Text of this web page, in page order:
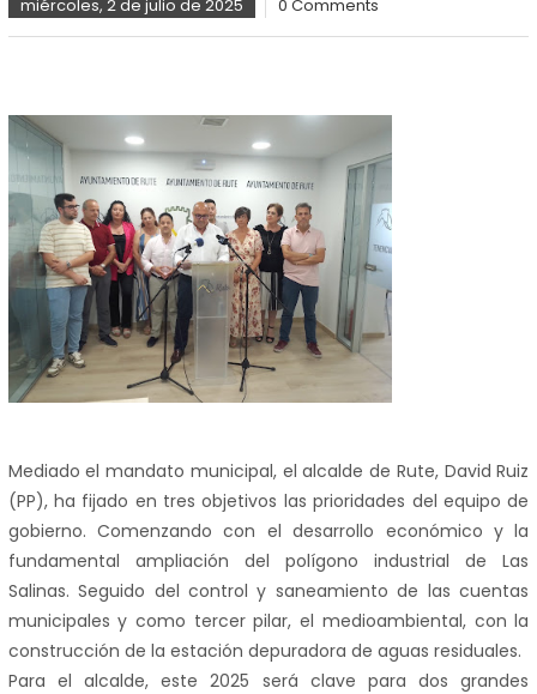
miércoles, 2 de julio de 2025 0 Comments
Mediado el mandato municipal, el alcalde de Rute, David Ruiz
(PP), ha fijado en tres objetivos las prioridades del equipo de
gobierno. Comenzando con el desarrollo económico y la
fundamental ampliación del polígono industrial de Las
Salinas. Seguido del control y saneamiento de las cuentas
municipales y como tercer pilar, el medioambiental, con la
construcción de la estación depuradora de aguas residuales.
Para el alcalde, este 2025 será clave para dos grandes